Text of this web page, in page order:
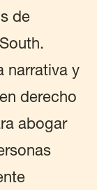
de
narrativa y
derecho
abogar